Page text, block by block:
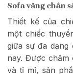
Sofa văng chân
Thiết kế của
một chiếc
giữa sự đa dạng
nay. Được chăm
và tỉ mỉ, sản